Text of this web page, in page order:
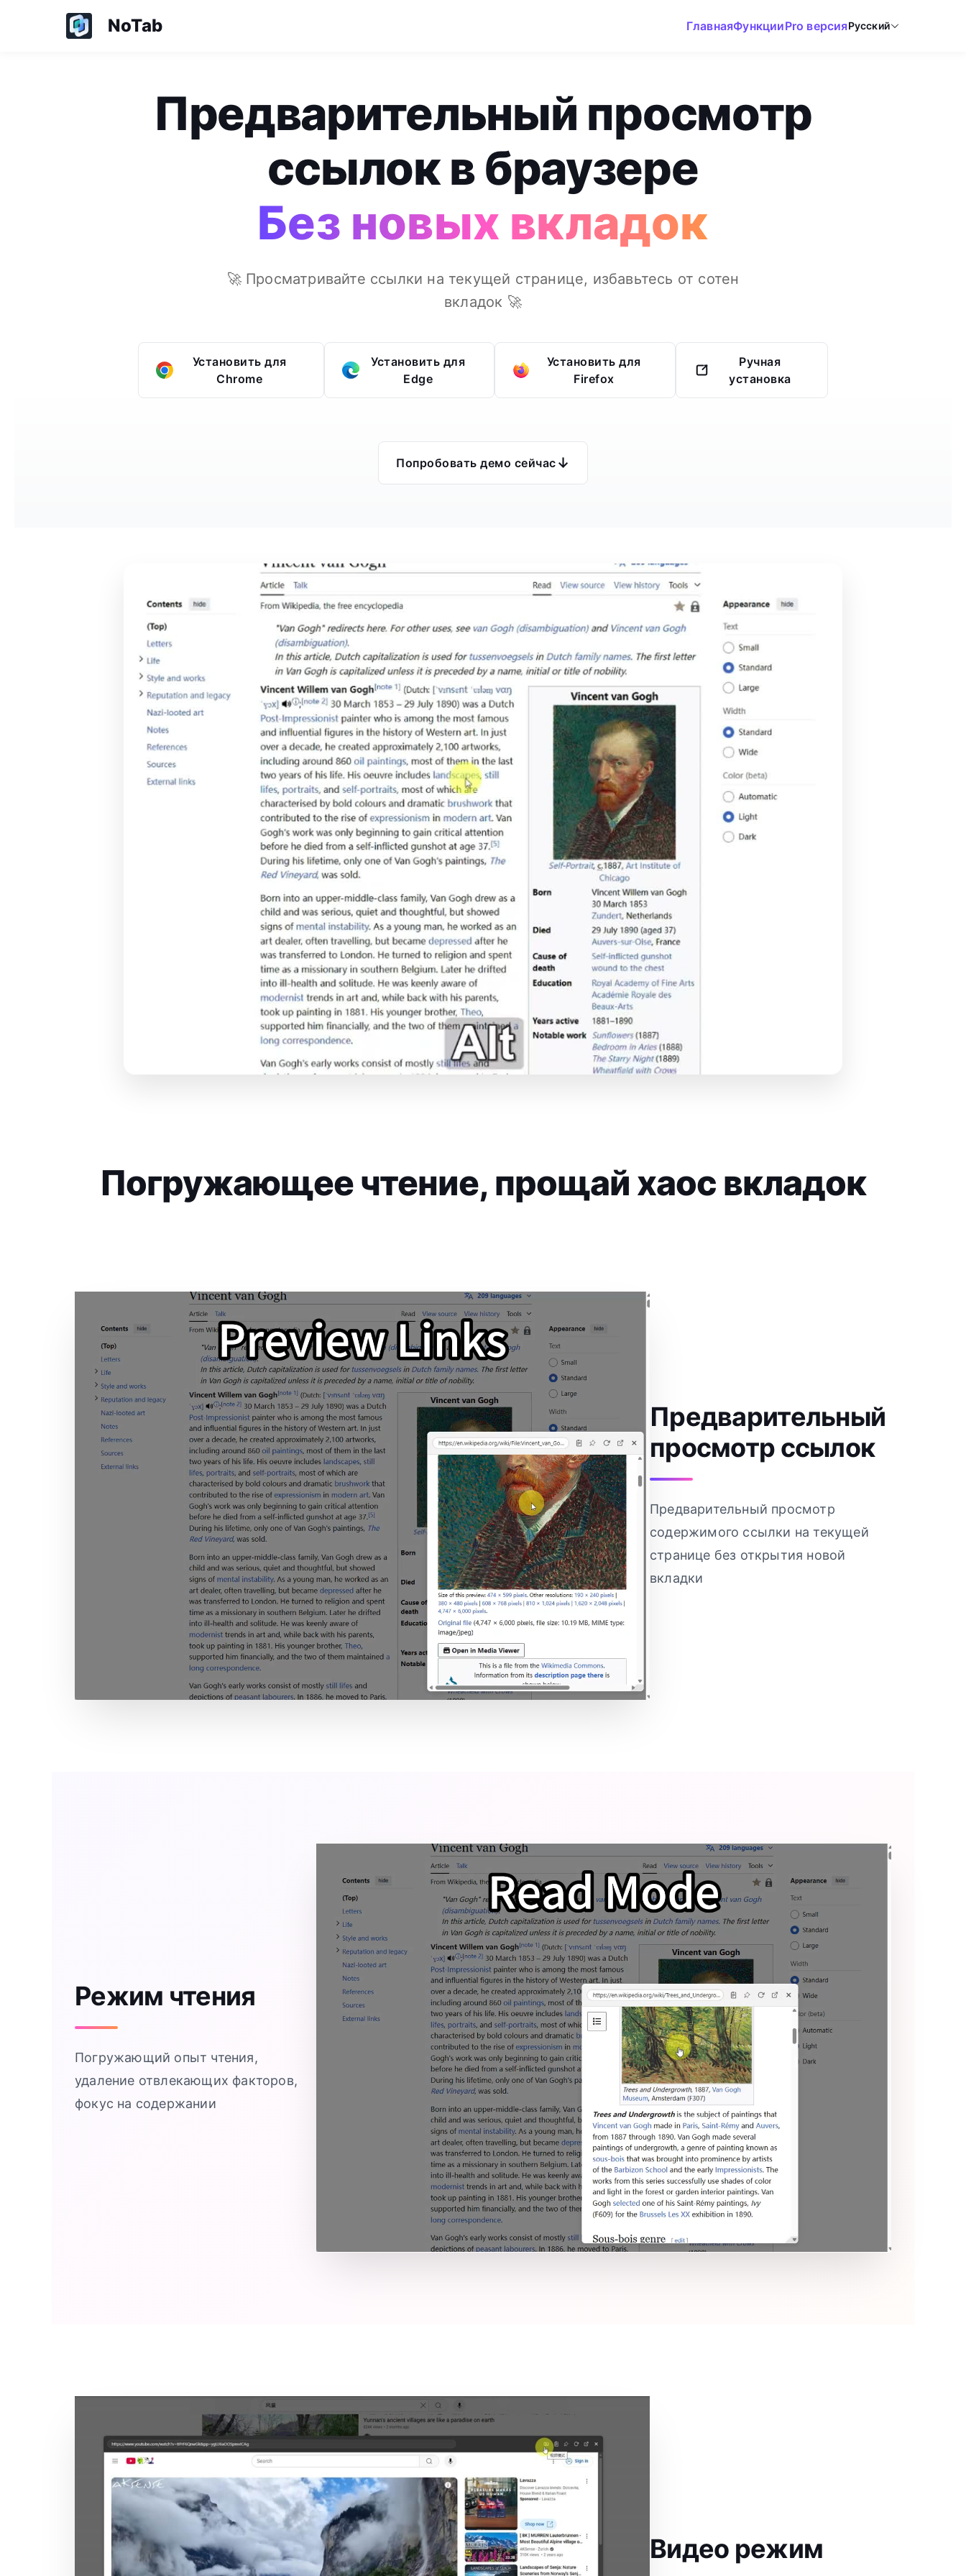
NoTab ГлавнаяФункцииPro версияРусский
Предварительный просмотр
ссылок в браузере
Без новых вкладок
🚀 Просматривайте ссылки на текущей странице, избавьтесь от сотен
вкладок 🚀
Установить для
Chrome
Установить для
Edge
Установить для
Firefox
Ручная
установка
Попробовать демо сейчас ↓
Погружающее чтение, прощай хаос вкладок
Предварительный
просмотр ссылок
Предварительный просмотр
содержимого ссылки на текущей
странице без открытия новой
вкладки
Режим чтения
Погружающий опыт чтения,
удаление отвлекающих факторов,
фокус на содержании
Видео режим